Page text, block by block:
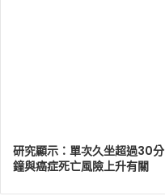
研究顯示：單次久坐超過30分
鐘與癌症死亡風險上升有關